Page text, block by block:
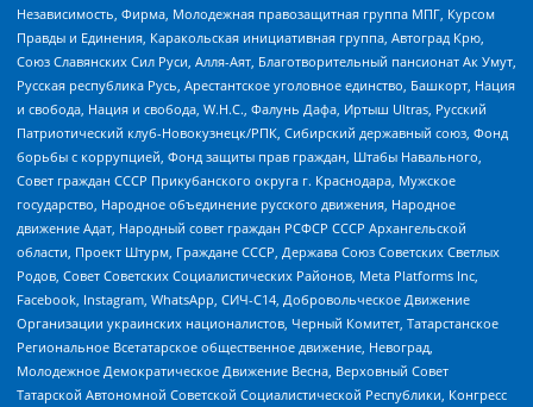
Независимость, Фирма, Молодежная правозащитная группа МПГ, Курсом
Правды и Единения, Каракольская инициативная группа, Автоград Крю,
Союз Славянских Сил Руси, Алля-Аят, Благотворительный пансионат Ак Умут,
Русская республика Русь, Арестантское уголовное единство, Башкорт, Нация
и свобода, Нация и свобода, W.H.С., Фалунь Дафа, Иртыш Ultras, Русский
Патриотический клуб-Новокузнецк/РПК, Сибирский державный союз, Фонд
борьбы с коррупцией, Фонд защиты прав граждан, Штабы Навального,
Совет граждан СССР Прикубанского округа г. Краснодара, Мужское
государство, Народное объединение русского движения, Народное
движение Адат, Народный совет граждан РСФСР СССР Архангельской
области, Проект Штурм, Граждане СССР, Держава Союз Советских Светлых
Родов, Совет Советских Социалистических Районов, Meta Platforms Inc,
Facebook, Instagram, WhatsApp, СИЧ-С14, Добровольческое Движение
Организации украинских националистов, Черный Комитет, Татарстанское
Региональное Всетатарское общественное движение, Невоград,
Молодежное Демократическое Движение Весна, Верховный Совет
Татарской Автономной Советской Социалистической Республики, Конгресс